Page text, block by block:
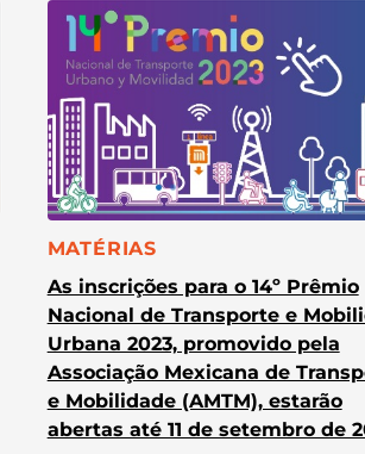
CATEGORIA:
MATÉRIAS
As inscrições para o 14º Prêmio
Nacional de Transporte e
Urbana 2023, promovido pela
Associação Mexicana de
e Mobilidade (AMTM), estarão
abertas até 11 de setembro de